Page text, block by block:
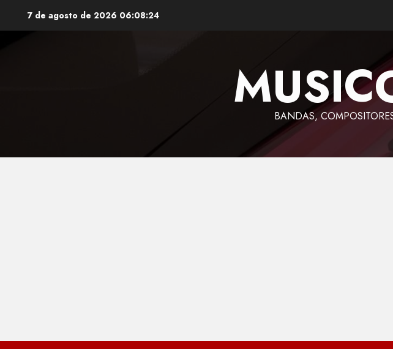
7 de agosto de 2026 06:08:25
BANDAS,